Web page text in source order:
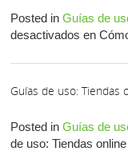
Posted in Guías de
desactivados en
Guías de uso: Tiendas
Posted in Guías de
de uso: Tiendas